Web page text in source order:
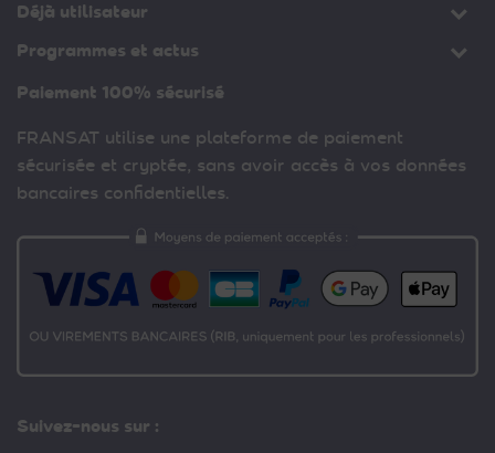
Déjà utilisateur
Programmes et actus
Paiement 100% sécurisé
FRANSAT utilise une plateforme de paiement
sécurisée et cryptée, sans avoir accès à vos données
bancaires confidentielles.
Suivez-nous sur :